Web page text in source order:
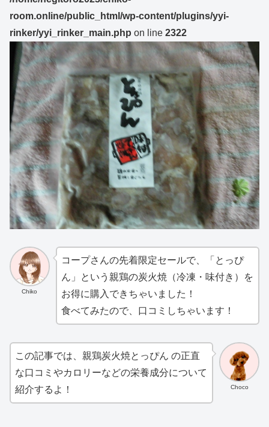
room.online/public_html/wp-content/plugins/yyi-
rinker/yyi_rinker_main.php on line 2322
Chiko
コープさんの先着限定セールで、「とっぴ
ん」という親鶏の炭火焼（冷凍・味付き）を
お得に購入できちゃいました！
食べてみたので、口コミしちゃいます！
Choco
この記事では、親鶏炭火焼とっぴん の正直
な口コミやカロリーなどの栄養成分について
紹介するよ！